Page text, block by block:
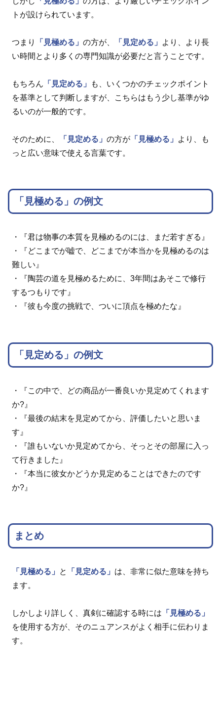
トが設けられています。
つまり 「見極める」 の方が、 「見定める」
より、より長
い時間とより多くの専門知識が必要だと言うことです。
もちろん 「見定める」
も、いくつかのチェックポイント
を基準として判断しますが、こちらはもう少し基準がゆ
るいのが一般的です。
そのために、 「見定める」 の方が 「見極める」
より、も
っと広い意味で使える言葉です。
「見極める」の例文
・『君は物事の本質を見極めるのには、まだ若すぎる』
・『どこまでが嘘で、どこまでが本当かを見極めるのは
難しい』
・『陶芸の道を見極めるために、3年間はあそこで修行
するつもりです』
・『彼も今度の挑戦で、ついに頂点を極めたな』
「見定める」の例文
・『この中で、どの商品が一番良いか見定めてくれます
か?』
・『最後の結末を見定めてから、評価したいと思いま
す』
・『誰もいないか見定めてから、そっとその部屋に入っ
て行きました』
・『本当に彼女かどうか見定めることはできたのです
か?』
まとめ
「見極める」 と 「見定める」 は、非常に似た意味を持ち
ます。
しかしより詳しく、真剣に確認する時には 「見極める」
を使用する方が、そのニュアンスがよく相手に伝わりま
す。